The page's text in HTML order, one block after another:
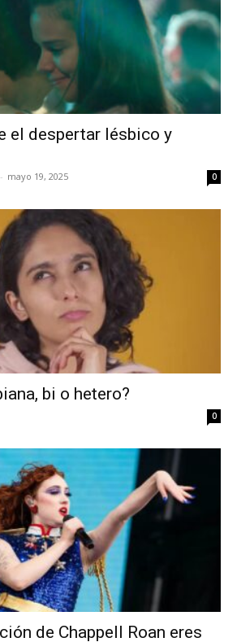
el despertar lésbico y
- mayo 19, 2025 0
bi o hetero?
0
de Chappell Roan eres